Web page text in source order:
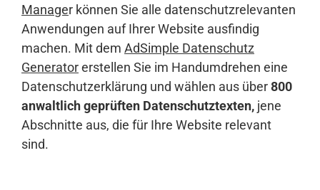
Manager können Sie alle datenschutzrelevanten
Anwendungen auf Ihrer Website ausfindig
machen. Mit dem AdSimple Datenschutz
Generatorerstellen Sie im Handumdrehen eine
Datenschutzerklärung und wählen aus über800
anwaltlich geprüften Datenschutztexten, jene
Abschnitte aus, die für Ihre Website relevant
sind.